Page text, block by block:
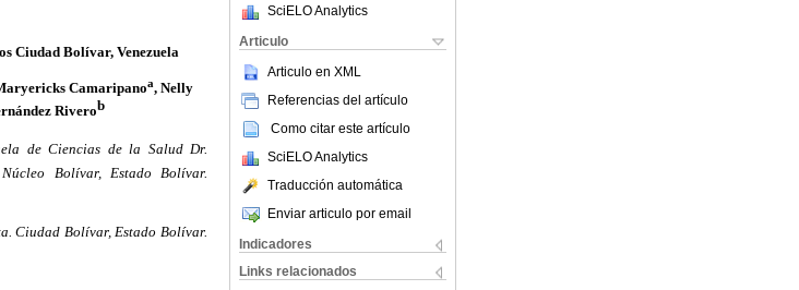
SciELO Analytics
Articulo
Articulo en XML
Referencias del artículo
Como citar este artículo
SciELO Analytics
Traducción automática
Enviar articulo por email
Indicadores
Links relacionados
Ciudad Bolívar, Venezuela
Camaripanoa, Nelly
Riverob
de Ciencias de la Salud Dr.
Bolívar, Estado Bolívar.
Ciudad Bolívar, Estado Bolívar.